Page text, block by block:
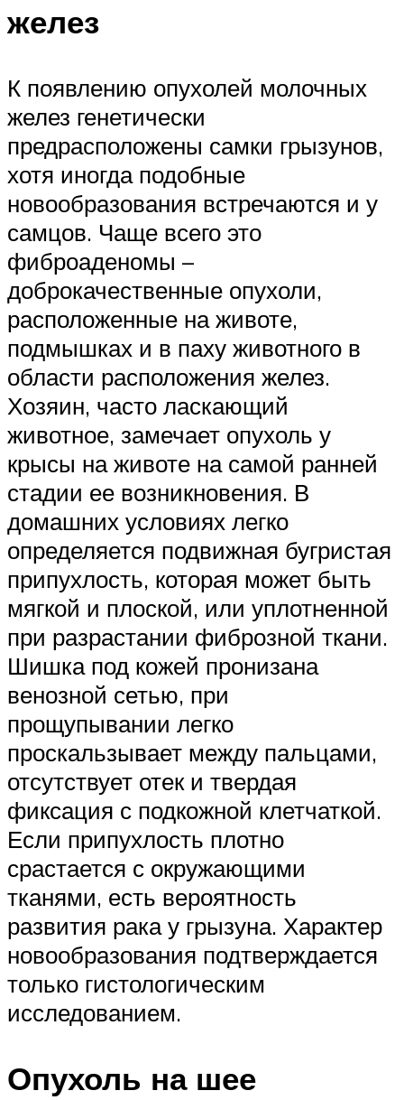
желез
К появлению опухолей молочных
желез генетически
предрасположены самки грызунов,
хотя иногда подобные
новообразования встречаются и у
самцов. Чаще всего это
фиброаденомы –
доброкачественные опухоли,
расположенные на животе,
подмышках и в паху животного в
области расположения желез.
Хозяин, часто ласкающий
животное, замечает опухоль у
крысы на животе на самой ранней
стадии ее возникновения. В
домашних условиях легко
определяется подвижная бугристая
припухлость, которая может быть
мягкой и плоской, или уплотненной
при разрастании фиброзной ткани.
Шишка под кожей пронизана
венозной сетью, при
прощупывании легко
проскальзывает между пальцами,
отсутствует отек и твердая
фиксация с подкожной клетчаткой.
Если припухлость плотно
срастается с окружающими
тканями, есть вероятность
развития рака у грызуна. Характер
новообразования подтверждается
только гистологическим
исследованием.
Опухоль на шее